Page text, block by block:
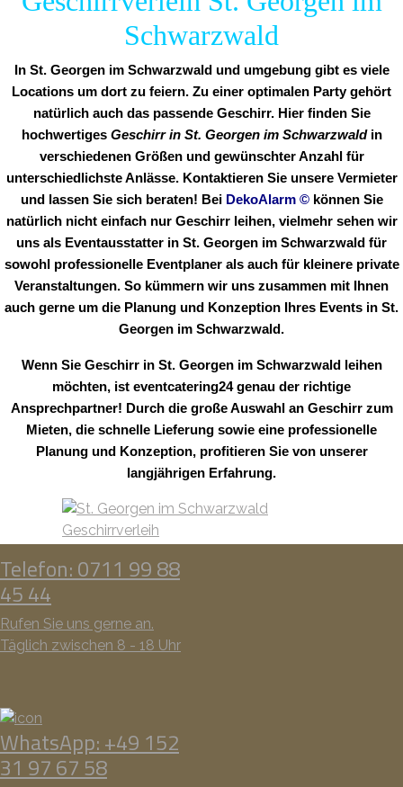
Schwarzwald
In St. Georgen im Schwarzwald und umgebung gibt es viele
Locations um dort zu feiern. Zu einer optimalen Party gehört
natürlich auch das passende Geschirr. Hier finden Sie
hochwertiges Geschirr in St. Georgen im Schwarzwaldin
verschiedenen Größen und gewünschter Anzahl für
unterschiedlichste Anlässe. Kontaktieren Sie unsere Vermieter
und lassen Sie sich beraten! Bei DekoAlarm © können Sie
natürlich nicht einfach nur Geschirr leihen, vielmehr sehen wir
uns als Eventausstatter in St. Georgen im Schwarzwald für
sowohl professionelle Eventplaner als auch für kleinere private
Veranstaltungen. So kümmern wir uns zusammen mit Ihnen
auch gerne um die Planung und Konzeption Ihres Events in St.
Georgen im Schwarzwald.
Wenn Sie Geschirr in St. Georgen im Schwarzwald leihen
möchten, ist eventcatering24 genau der richtige
Ansprechpartner! Durch die große Auswahl an Geschirr zum
Mieten, die schnelle Lieferung sowie eine professionelle
Planung und Konzeption, profitieren Sie von unserer
langjährigen Erfahrung.
Telefon: 0711 99 88
45 44
Rufen Sie uns gerne an.
Täglich zwischen 8 - 18 Uhr
WhatsApp: +49 152
31 97 67 58